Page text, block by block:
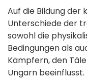
Auf die Bildung der
Unterschiede der
sowohl die
Bedingungen als
Kämpfern, den
Ungarn beeinflusst.